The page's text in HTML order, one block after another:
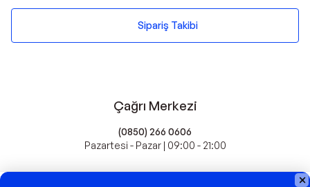
Sipariş Takibi
Çağrı Merkezi
(0850) 266 0606
Pazartesi - Pazar | 09:00 - 21:00